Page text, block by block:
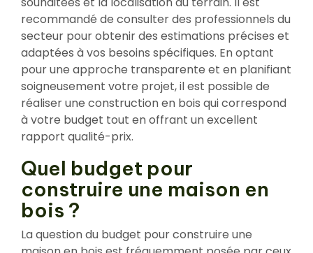
recommandé de consulter des professionnels du
secteur pour obtenir des estimations précises et
adaptées à vos besoins spécifiques. En optant
pour une approche transparente et en planifiant
soigneusement votre projet, il est possible de
réaliser une construction en bois qui correspond
à votre budget tout en offrant un excellent
rapport qualité-prix.
Quel budget pour
construire une maison en
bois ?
La question du budget pour construire une